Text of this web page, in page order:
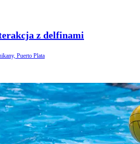
z delfinami
Puerto Plata